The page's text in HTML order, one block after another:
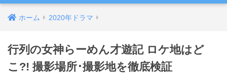
ホーム 2020年ドラマ
行列の女神らーめん才遊記 ロケ地はど
こ?! 撮影場所･撮影地を徹底検証